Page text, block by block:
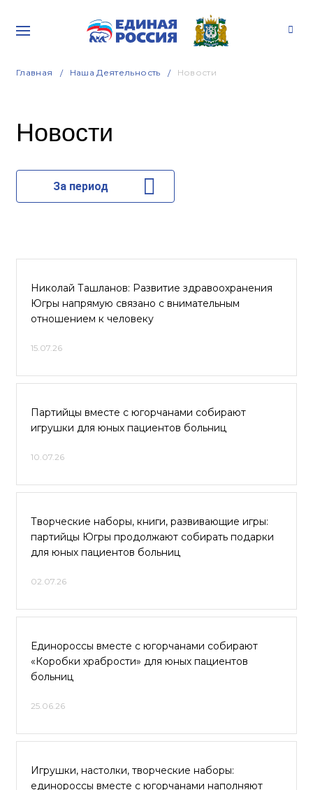
Главная Наша Деятельность Новости
Новости
За период
Николай Ташланов: Развитие здравоохранения
Югры напрямую связано с внимательным
отношением к человеку
15.07.26
Партийцы вместе с югорчанами собирают
игрушки для юных пациентов больниц
10.07.26
Творческие наборы, книги, развивающие игры:
партийцы Югры продолжают собирать подарки
для юных пациентов больниц
02.07.26
Единороссы вместе с югорчанами собирают
«Коробки храбрости» для юных пациентов
больниц
25.06.26
Игрушки, настолки, творческие наборы:
единороссы вместе с югорчанами наполняют